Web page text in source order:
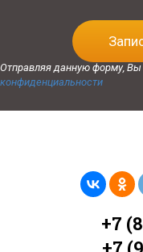
Отправляя данную форму, Вы
конфиденциальности
+7